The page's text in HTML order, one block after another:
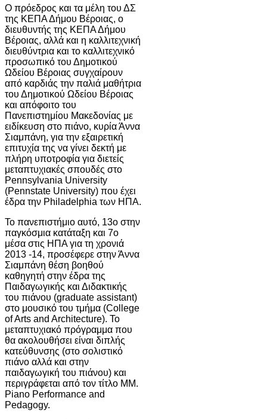
Ο πρόεδρος και τα μέλη του ΔΣ
της ΚΕΠΑ Δήμου Βέροιας, ο
διευθυντής της ΚΕΠΑ Δήμου
Βέροιας, αλλά και η καλλιτεχνική
διευθύντρια και το καλλιτεχνικό
προσωπικό του Δημοτικού
Ωδείου Βέροιας συγχαίρουν
από καρδιάς την παλιά μαθήτρια
του Δημοτικού Ωδείου Βέροιας
και απόφοιτο του
Πανεπιστημίου Μακεδονίας με
ειδίκευση στο πιάνο, κυρία Άννα
Σιαμπάνη, για την εξαιρετική
επιτυχία της να γίνει δεκτή με
πλήρη υποτροφία για διετείς
μεταπτυχιακές σπουδές στο
Pennsylvania University
(Pennstate University) που έχει
έδρα την Philadelphia των ΗΠΑ.
Το πανεπιστήμιο αυτό, 13ο στην
παγκόσμια κατάταξη και 7ο
μέσα στις ΗΠΑ για τη χρονιά
2013 -14, προσέφερε στην Άννα
Σιαμπάνη θέση βοηθού
καθηγητή στην έδρα της
Παιδαγωγικής και Διδακτικής
του πιάνου (graduate assistant)
στο μουσικό του τμήμα (College
of Arts and Architecture). Το
μεταπτυχιακό πρόγραμμα που
θα ακολουθήσει είναι διπλής
κατεύθυνσης (στο σολιστικό
πιάνο αλλά και στην
παιδαγωγική του πιάνου) και
περιγράφεται από τον τίτλο MM.
Piano Performance and
Pedagogy.